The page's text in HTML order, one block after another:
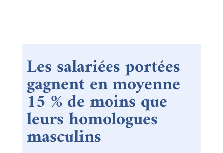
Les salariées portées
gagnent en moyenne
15 % de moins que
leurs homologues
masculins